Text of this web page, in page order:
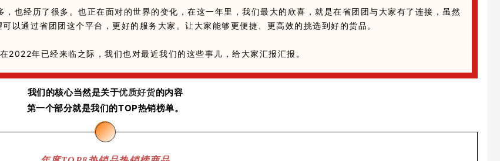
也经历了很多。也正在面对的世界的变化，在这一年里，我们最大的欣喜，就是在省团团与大家有了连接，虽然
以通过省团团这个平台，更好的服务大家。让大家能够更便捷、更高效的挑选到好的货品。
2022年已经来临之际，我们也对最近我们的这些事儿，给大家汇报汇报。
我们的核心当然是关于优质好货的内容
第一个部分就是我们的TOP热销榜单。